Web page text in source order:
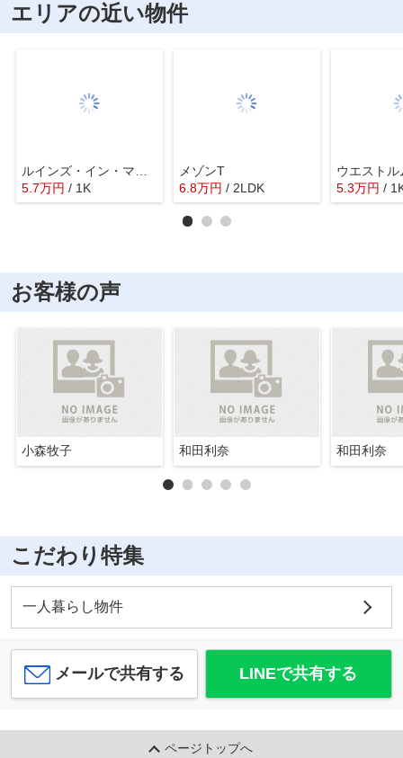
エリアの近い物件
ルインズ・イン・マルヤマＢ
5.7万円 / 1K
メゾンT
6.8万円 / 2LDK
ウエストル
5.3万円 /
お客様の声
小森牧子 和田利奈 和田利奈
こだわり特集
一人暮らし物件
メールで共有する LINEで共有する
ページトップへ